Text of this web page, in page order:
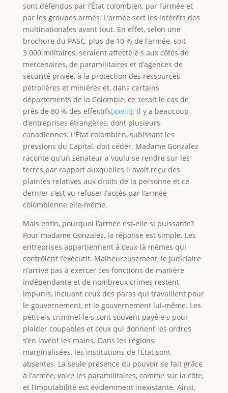
sont défendus par l’État colombien, par l’armée et
par les groupes armés. L’armée sert les intérêts des
multinationales avant tout. En effet, selon une
brochure du PASC, plus de 10 % de l’armée, soit
3 000 militaires, seraient affecté·e·s aux côtés de
mercenaires, de paramilitaires et d’agences de
sécurité privée, à la protection des ressources
pétrolières et minières et, dans certains
départements de la Colombie, ce serait le cas de
près de 80 % des effectifs[xxviii]. Il y a beaucoup
d’entreprises étrangères, dont plusieurs
canadiennes. L’État colombien, subissant les
pressions du Capital, doit céder. Madame Gonzalez
raconte qu’un sénateur a voulu se rendre sur les
terres par rapport auxquelles il avait reçu des
plaintes relatives aux droits de la personne et ce
dernier s’est vu refuser l’accès par l’armée
colombienne elle-même.
Mais enfin, pourquoi l’armée est-elle si puissante?
Pour madame Gonzalez, la réponse est simple. Les
entreprises appartiennent à ceux-là mêmes qui
contrôlent l’exécutif. Malheureusement, le judiciaire
n’arrive pas à exercer ces fonctions de manière
indépendante et de nombreux crimes restent
impunis, incluant ceux des paras qui travaillent pour
le gouvernement, et le gouvernement lui-même. Les
petit·e·s criminel·le·s sont souvent payé·e·s pour
plaider coupables et ceux qui donnent les ordres
s’en lavent les mains. Dans les régions
marginalisées, les institutions de l’État sont
absentes. La seule présence du pouvoir se fait grâce
à l’armée, voire les paramilitaires, comme sur la côte,
et l’imputabilité est évidemment inexistante. Ainsi,